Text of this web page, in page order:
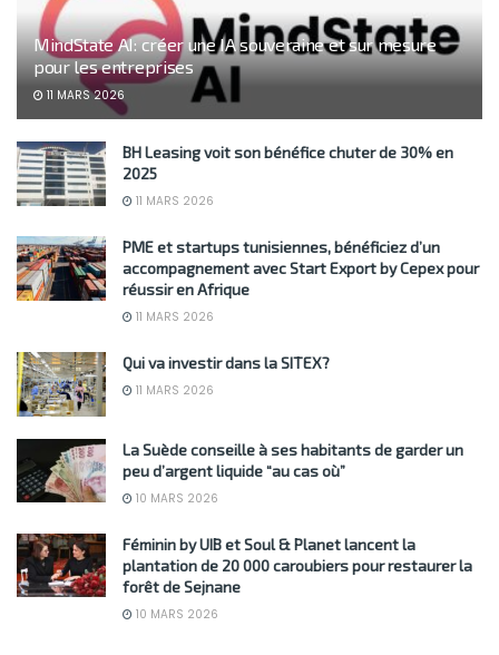
MindState AI: créer une IA souveraine et sur mesure
pour les entreprises
11 MARS 2026
BH Leasing voit son bénéfice chuter de 30% en
2025
11 MARS 2026
PME et startups tunisiennes, bénéficiez d’un
accompagnement avec Start Export by Cepex pour
réussir en Afrique
11 MARS 2026
Qui va investir dans la SITEX?
11 MARS 2026
La Suède conseille à ses habitants de garder un
peu d’argent liquide “au cas où”
10 MARS 2026
Féminin by UIB et Soul & Planet lancent la
plantation de 20 000 caroubiers pour restaurer la
forêt de Sejnane
10 MARS 2026